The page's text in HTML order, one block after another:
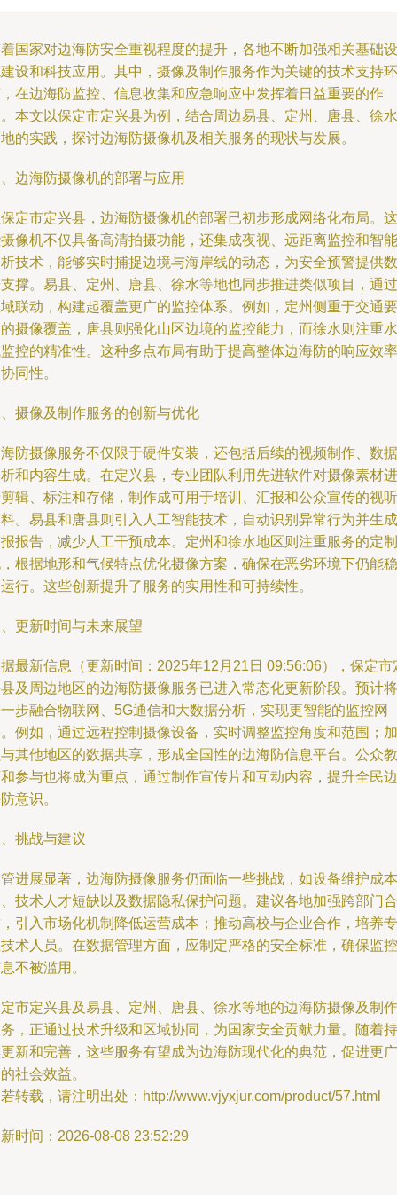
国家对边海防安全重视程度的提升，各地不断加强相关基础设
设和科技应用。其中，摄像及制作服务作为关键的技术支持环
在边海防监控、信息收集和应急响应中发挥着日益重要的作
本文以保定市定兴县为例，结合周边易县、定州、唐县、徐水
的实践，探讨边海防摄像机及相关服务的现状与发展。
边海防摄像机的部署与应用
定市定兴县，边海防摄像机的部署已初步形成网络化布局。这
像机不仅具备高清拍摄功能，还集成夜视、远距离监控和智能
技术，能够实时捕捉边境与海岸线的动态，为安全预警提供数
撑。易县、定州、唐县、徐水等地也同步推进类似项目，通过
联动，构建起覆盖更广的监控体系。例如，定州侧重于交通要
摄像覆盖，唐县则强化山区边境的监控能力，而徐水则注重水
控的精准性。这种多点布局有助于提高整体边海防的响应效率
同性。
摄像及制作服务的创新与优化
防摄像服务不仅限于硬件安装，还包括后续的视频制作、数据
和内容生成。在定兴县，专业团队利用先进软件对摄像素材进
辑、标注和存储，制作成可用于培训、汇报和公众宣传的视听
。易县和唐县则引入人工智能技术，自动识别异常行为并生成
报告，减少人工干预成本。定州和徐水地区则注重服务的定制
根据地形和气候特点优化摄像方案，确保在恶劣环境下仍能稳
行。这些创新提升了服务的实用性和可持续性。
更新时间与未来展望
最新信息（更新时间：2025年12月21日 09:56:06），保定市
及周边地区的边海防摄像服务已进入常态化更新阶段。预计将
步融合物联网、5G通信和大数据分析，实现更智能的监控网
例如，通过远程控制摄像设备，实时调整监控角度和范围；加
其他地区的数据共享，形成全国性的边海防信息平台。公众教
参与也将成为重点，通过制作宣传片和互动内容，提升全民边
意识。
挑战与建议
进展显著，边海防摄像服务仍面临一些挑战，如设备维护成本
技术人才短缺以及数据隐私保护问题。建议各地加强跨部门合
引入市场化机制降低运营成本；推动高校与企业合作，培养专
术人员。在数据管理方面，应制定严格的安全标准，确保监控
不被滥用。
市定兴县及易县、定州、唐县、徐水等地的边海防摄像及制作
，正通过技术升级和区域协同，为国家安全贡献力量。随着持
新和完善，这些服务有望成为边海防现代化的典范，促进更广
社会效益。
转载，请注明出处：http://www.vjyxjur.com/product/57.html
时间：2026-08-08 23:52:29